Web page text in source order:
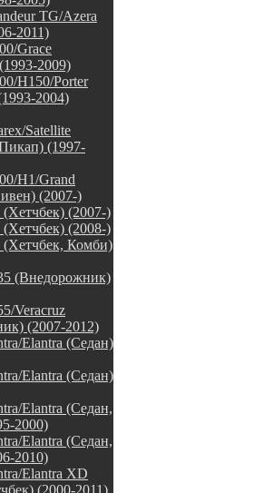
TG/Azera
2011)
Grace
2009)
H150/Porter
2004)
Satellite
(1997-
H1/Grand
(2007-)
(2007-)
(2008-)
(Хетчбек, Комби)
(Внедорожник)
Veracruz
(2007-2012)
Elantra (Седан)
Elantra (Седан)
Elantra (Седан,
2000)
Elantra (Седан,
2010)
Elantra XD
(2000-2011)